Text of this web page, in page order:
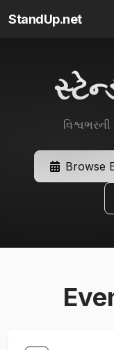
StandUp.net
Browse